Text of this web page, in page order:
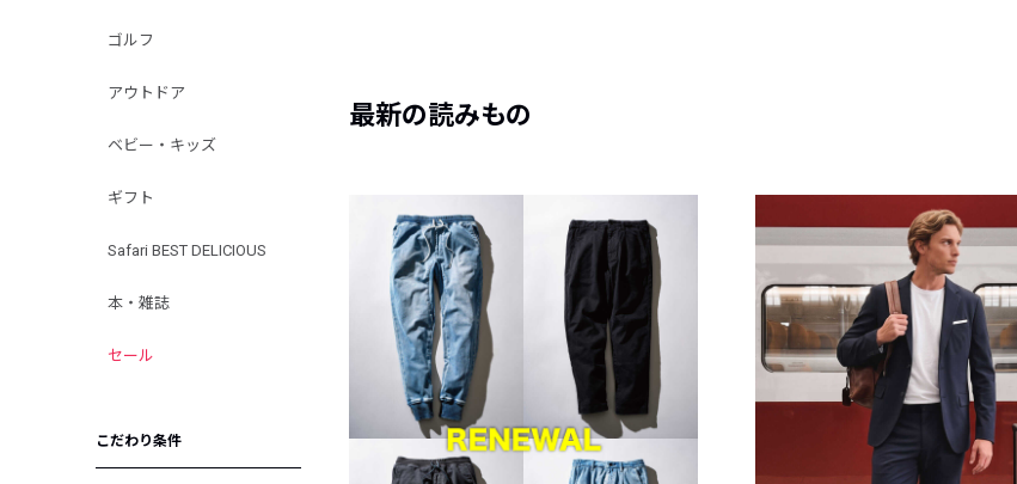
ゴルフ
アウトドア
ベビー・キッズ
ギフト
Safari BEST DELICIOUS
本・雑誌
セール
こだわり条件
最新の読みもの